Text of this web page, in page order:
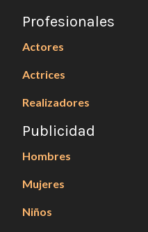
Profesionales
Actores
Actrices
Realizadores
Publicidad
Hombres
Mujeres
Niños